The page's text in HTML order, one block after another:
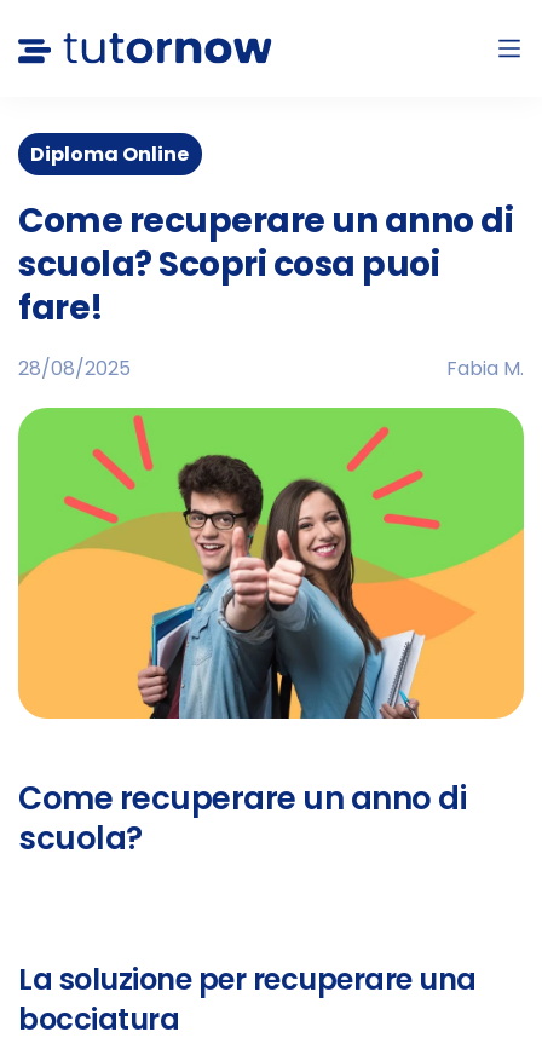
Diploma Online
Come recuperare un anno di
scuola? Scopri cosa puoi
fare!
28/08/2025 Fabia M.
Come recuperare un anno di
scuola?
La soluzione per recuperare una
bocciatura